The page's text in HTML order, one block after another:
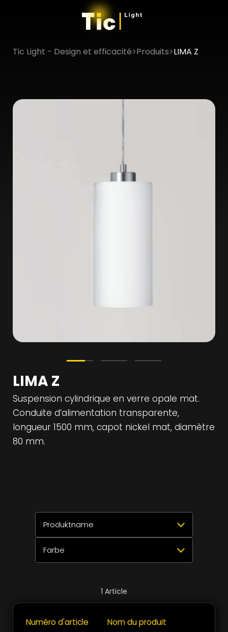
Tic Light - Design et efficacité>Produits>LIMA Z
LIMA Z
Suspension cylindrique en verre opale mat.
Conduite d’alimentation transparente,
longueur 1500 mm, capot nickel mat, diamètre
80 mm.
Produktname
Sélectionner tout ✕
Farbe
Blanc / argent 1
1 Article
Numéro d'article Nom du produit